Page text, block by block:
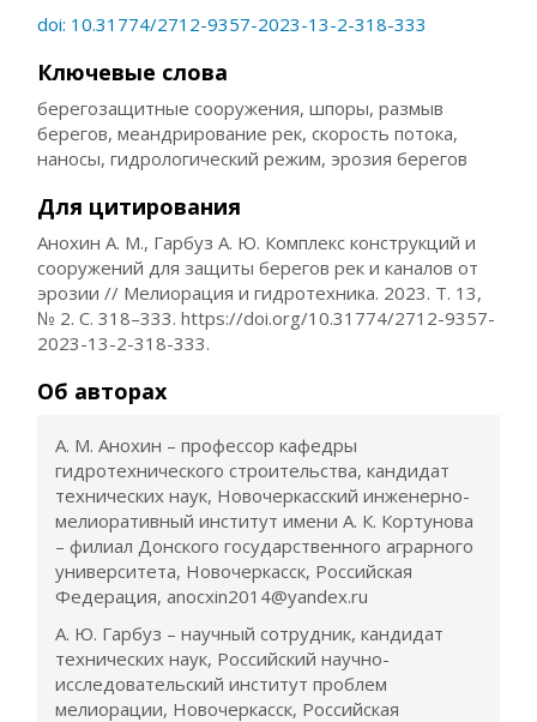
doi: 10.31774/2712-9357-2023-13-2-318-333
Ключевые слова
берегозащитные сооружения, шпоры, размыв
берегов, меандрирование рек, скорость потока,
наносы, гидрологический режим, эрозия берегов
Для цитирования
Анохин А. М., Гарбуз А. Ю. Комплекс конструкций и
сооружений для защиты берегов рек и каналов от
эрозии // Мелиорация и гидротехника. 2023. Т. 13,
№ 2. С. 318–333. https://doi.org/10.31774/2712-9357-
2023-13-2-318-333.
Об авторах
А. М. Анохин – профессор кафедры
гидротехнического строительства, кандидат
технических наук, Новочеркасский инженерно-
мелиоративный институт имени А. К. Кортунова
– филиал Донского государственного аграрного
университета, Новочеркасск, Российская
Федерация, anocxin2014@yandex.ru
А. Ю. Гарбуз – научный сотрудник, кандидат
технических наук, Российский научно-
исследовательский институт проблем
мелиорации, Новочеркасск, Российская